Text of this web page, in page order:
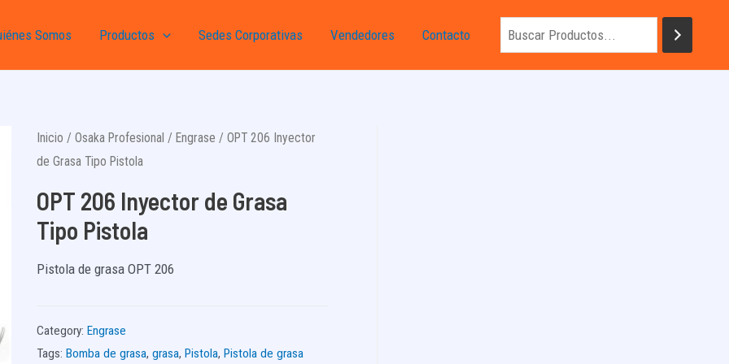
Somos Productos Sedes Corporativas Vendedores Contacto
Inicio / Osaka Profesional / Engrase / OPT 206 Inyector
de Grasa Tipo Pistola
OPT 206 Inyector de Grasa
Tipo Pistola
Pistola de grasa OPT 206
Category: Engrase
Tags: Bomba de grasa, grasa, Pistola, Pistola de grasa